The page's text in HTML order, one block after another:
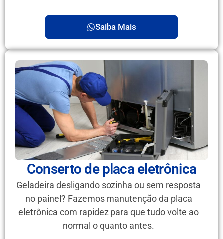
Saiba Mais
Conserto de placa eletrônica
Geladeira desligando sozinha ou sem resposta
no painel? Fazemos manutenção da placa
eletrônica com rapidez para que tudo volte ao
normal o quanto antes.